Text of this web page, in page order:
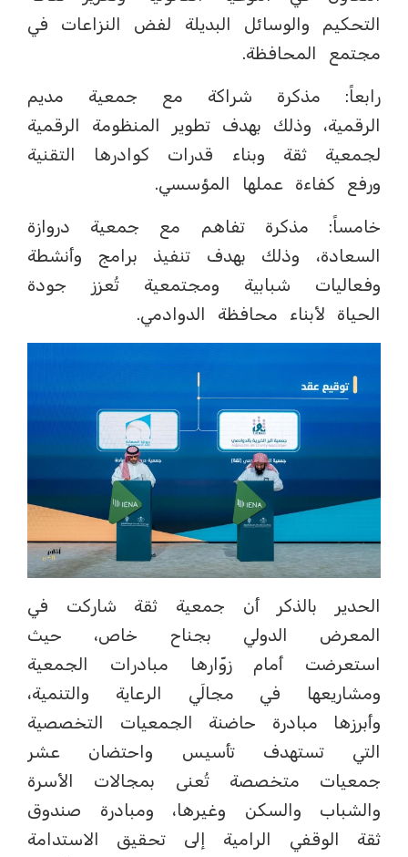
التحكيم والوسائل البديلة لفض النزاعات في
مجتمع المحافظة.
رابعاً: مذكرة شراكة مع جمعية مديم
الرقمية، وذلك بهدف تطوير المنظومة الرقمية
لجمعية ثقة وبناء قدرات كوادرها التقنية
ورفع كفاءة عملها المؤسسي.
خامساً: مذكرة تفاهم مع جمعية دروازة
السعادة، وذلك بهدف تنفيذ برامج وأنشطة
وفعاليات شبابية ومجتمعية تُعزز جودة
الحياة لأبناء محافظة الدوادمي.
الحدير بالذكر أن جمعية ثقة شاركت في
المعرض الدولي بجناح خاص، حيث
استعرضت أمام زوّارها مبادرات الجمعية
ومشاريعها في مجالَي الرعاية والتنمية،
وأبرزها مبادرة حاضنة الجمعيات التخصصية
التي تستهدف تأسيس واحتضان عشر
جمعيات متخصصة تُعنى بمجالات الأسرة
والشباب والسكن وغيرها، ومبادرة صندوق
ثقة الوقفي الرامية إلى تحقيق الاستدامة